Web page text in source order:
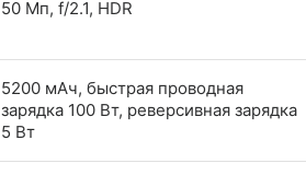
50 Мп, f/2.1, HDR
5200 мАч, быстрая проводная
зарядка 100 Вт, реверсивная зарядка
5 Вт